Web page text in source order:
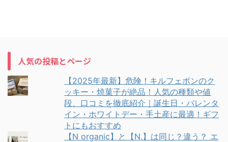
人気の投稿とページ
【2025年最新】危険！キルフェボンのク
ッキー・焼菓子が絶品！人気の種類や値
段、口コミを徹底紹介｜誕生日・バレンタ
イン・ホワイトデー・手土産に最適！ギフ
トにもおすすめ
【N organic】と【N.】は同じ？違う？ エ